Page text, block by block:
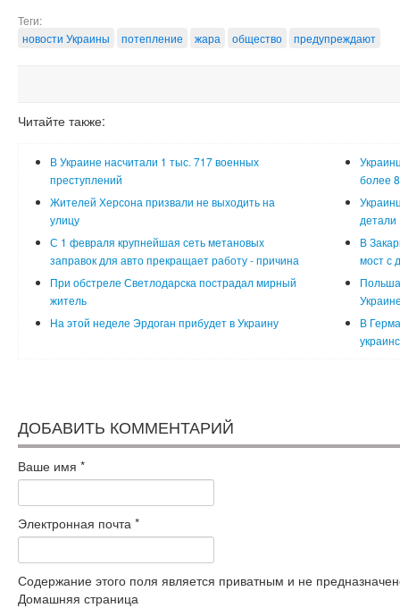
Теги:
новости Украины
потепление жара общество предупреждают
Читайте также:
В Украине насчитали 1 тыс. 717 военных
преступлений
более
Жителей Херсона призвали не выходить на
улицу
детали
С 1 февраля крупнейшая сеть метановых
заправок для авто прекращает работу - причина
В
мост с
При обстреле Светлодарска пострадал мирный
житель
На этой неделе Эрдоган прибудет в Украину
В
ДОБАВИТЬ КОММЕНТАРИЙ
Ваше имя *
Электронная почта *
Содержание этого поля является приватным и не
Домашняя страница